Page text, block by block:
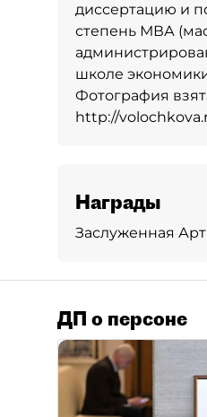
диссертацию и
степень МВА
школе
Фотография
http://
Награды
Заслуженная
ДП о персоне